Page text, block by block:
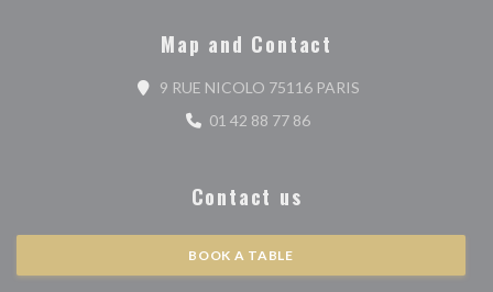
Map and Contact
9 RUE NICOLO 75116 PARIS((opens in a new
01 42 88 77 86
Contact us
BOOK A TABLE